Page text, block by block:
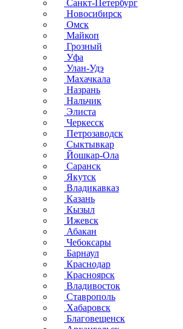
Санкт-Петербург
Новосибирск
Омск
Майкоп
Грозный
Уфа
Улан-Удэ
Махачкала
Назрань
Нальчик
Элиста
Черкесск
Петрозаводск
Сыктывкар
Йошкар-Ола
Саранск
Якутск
Владикавказ
Казань
Кызыл
Ижевск
Абакан
Чебоксары
Барнаул
Краснодар
Красноярск
Владивосток
Ставрополь
Хабаровск
Благовещенск